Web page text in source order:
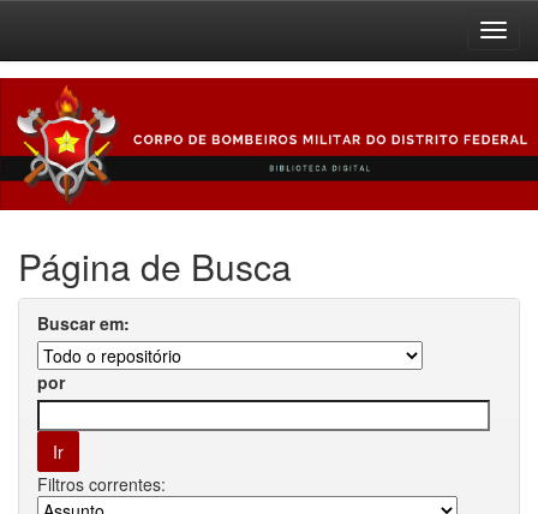
navigation
Página de Busca
Buscar em:
por
Filtros correntes: